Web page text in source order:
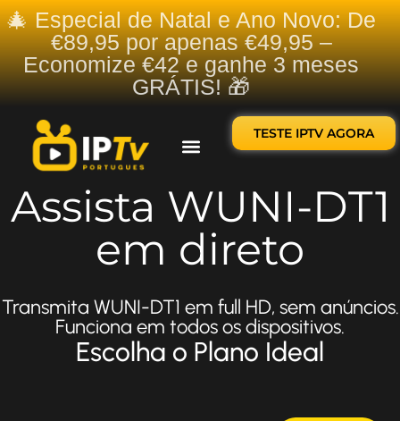
🎄 Especial de Natal e Ano Novo: De
€89,95 por apenas €49,95 –
Economize €42 e ganhe 3 meses
GRÁTIS! 🎁
TESTE IPTV AGORA
Assista WUNI-DT1
em direto
Transmita WUNI-DT1 em full HD, sem anúncios.
Funciona em todos os dispositivos.
Escolha o Plano Ideal